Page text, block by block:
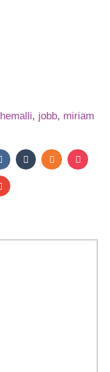
hemalli, jobb, miriam